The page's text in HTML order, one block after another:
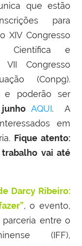
que estão
para
XIV Congresso
Científica e
Congresso
(Conpg).
e poderão ser
AQUI. A
em
Fique atento:
vai até
Darcy Ribeiro:
, o evento,
entre o
(IFF),